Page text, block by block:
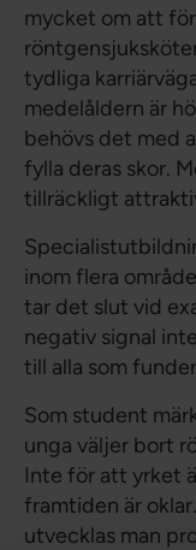
mycket om att
tydliga
medelåldern är
behövs det med
fylla deras skor.
tillräckligt
inom flera
tar det slut vid
negativ signal
till alla som
Som student
unga väljer bort
Inte för att yrket
framtiden är
utvecklas man